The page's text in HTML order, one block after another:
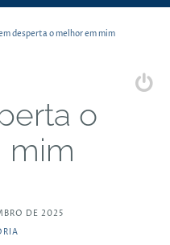
desperta o melhor em mim
o
mim
DE 2025